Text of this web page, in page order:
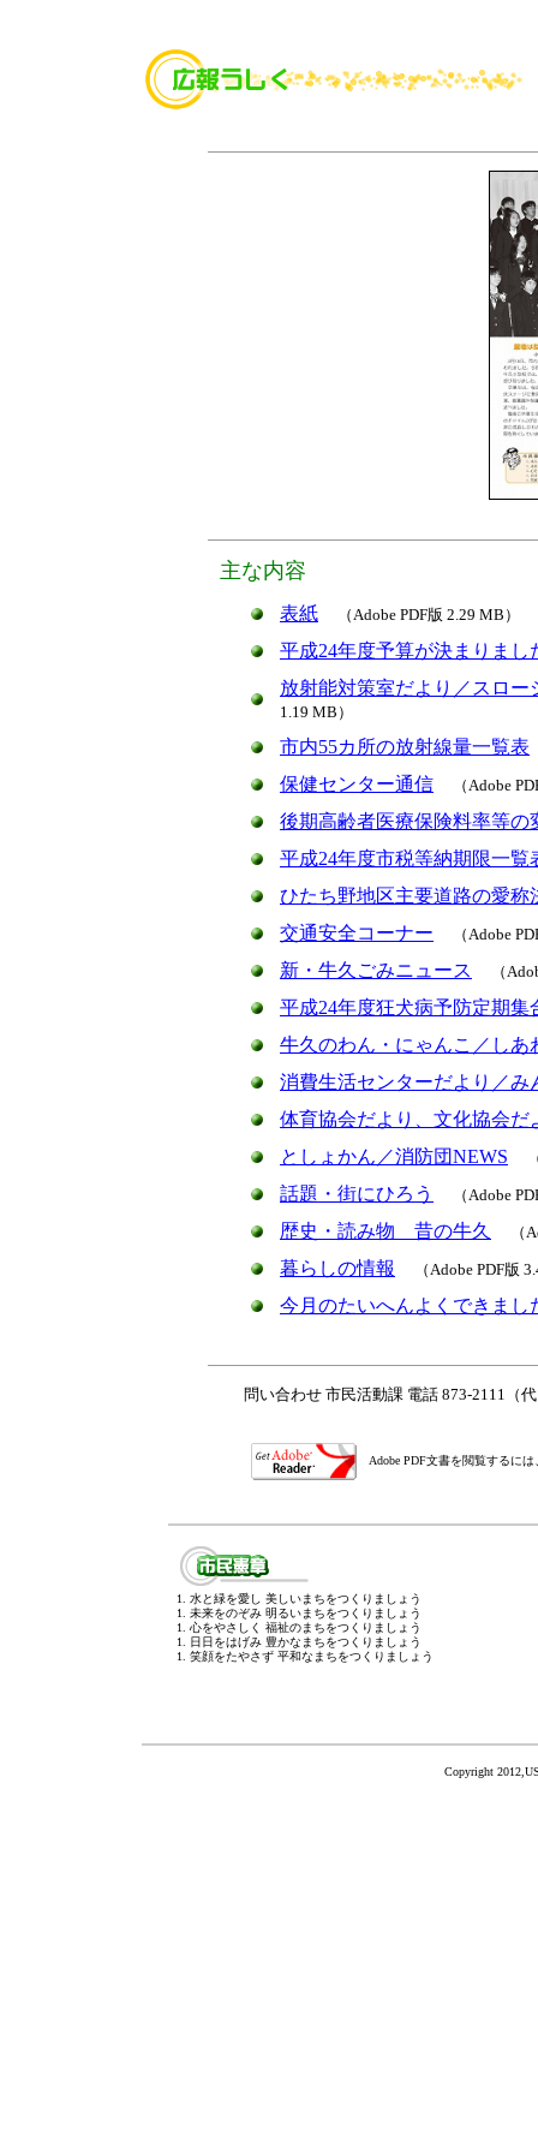
主な内容
表紙 （Adobe PDF版 2.29 MB）
平成24年度予算が決まりまし
放射能対策室だより／スロ
1.19 MB）
市内55カ所の放射線量一覧表
保健センター通信
（Adobe
後期高齢者医療保険料率等の
平成24年度市税等納期限一覧
ひたち野地区主要道路の愛称
交通安全コーナー
（Adobe
新・牛久ごみニュース （
平成24年度狂犬病予防定期集
牛久のわん・にゃんこ／しあ
消費生活センターだより／み
体育協会だより、文化協会だ
としょかん／消防団NEWS
話題・街にひろう （Adobe
歴史・読み物 昔の牛久 （
暮らしの情報 （Adobe PDF版
今月のたいへんよくできまし
問い合わせ 市民活動課 電話 873-2111
Adobe PDF文書を閲覧するに
1. 水と緑を愛し 美しいまちをつくりましょう
1. 未来をのぞみ 明るいまちをつくりましょう
1. 心をやさしく 福祉のまちをつくりましょう
1. 日日をはげみ 豊かなまちをつくりましょう
1. 笑顔をたやさず 平和なまちをつくりましょう
Copyright